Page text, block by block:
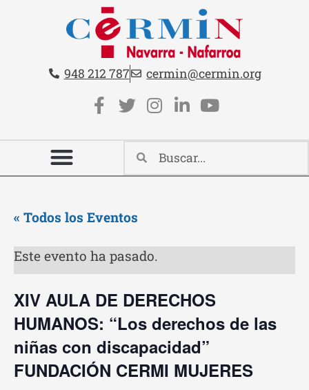
Contacto cabecera
Teléfono:
948 212 787 Email:
cermin@cermin.org
Redes sociales cabecera
« Todos los Eventos
Este evento ha pasado.
XIV AULA DE DERECHOS
HUMANOS: “Los derechos de las
niñas con discapacidad”
FUNDACIÓN CERMI MUJERES